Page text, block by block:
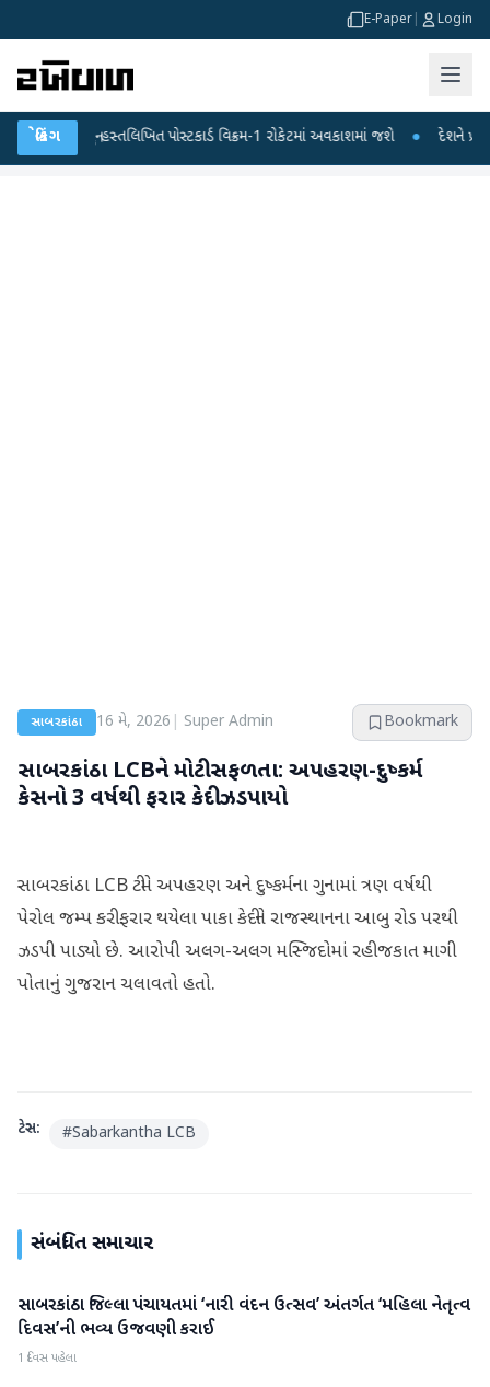
E-Paper Login
બ્રેકિંગ
મોદીનું હસ્તલિખિત પોસ્ટકાર્ડ વિક્રમ-1 રોકેટમાં અવકાશમાં જશે ● દેશને પ્રથમ
સાબરકાંઠા 16 મે, 2026 Super Admin Bookmark
સાબરકાંઠા LCBને મોટી સફળતા: અપહરણ-દુષ્કર્મ
કેસનો 3 વર્ષથી ફરાર કેદી ઝડપાયો
સાબરકાંઠા LCB ટીમે અપહરણ અને દુષ્કર્મના ગુનામાં ત્રણ વર્ષથી
પેરોલ જમ્પ કરી ફરાર થયેલા પાકા કેદીને રાજસ્થાનના આબુ રોડ પરથી
ઝડપી પાડ્યો છે. આરોપી અલગ-અલગ મસ્જિદોમાં રહી જકાત માગી
પોતાનું ગુજરાન ચલાવતો હતો.
ટેગ્સ: #Sabarkantha LCB
સંબંધિત સમાચાર
સાબરકાંઠા
સાબરકાંઠા જિલ્લા પંચાયતમાં ‘નારી વંદન ઉત્સવ’ અંતર્ગત ‘મહિલા નેતૃત્વ
દિવસ’ની ભવ્ય ઉજવણી કરાઈ
1 દિવસ પહેલા